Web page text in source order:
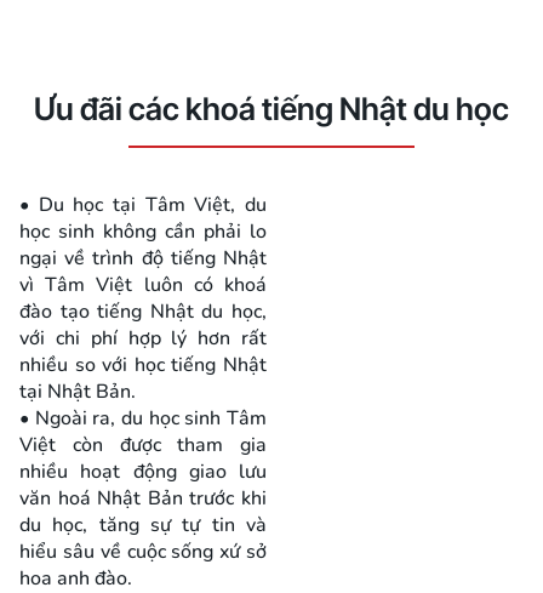
Ưu đãi các khoá tiếng Nhật du học
• Du học tại Tâm Việt, du
học sinh không cần phải lo
ngại về trình độ tiếng Nhật
vì Tâm Việt luôn có khoá
đào tạo tiếng Nhật du học,
với chi phí hợp lý hơn rất
nhiều so với học tiếng Nhật
tại Nhật Bản.
• Ngoài ra, du học sinh Tâm
Việt còn được tham gia
nhiều hoạt động giao lưu
văn hoá Nhật Bản trước khi
du học, tăng sự tự tin và
hiểu sâu về cuộc sống xứ sở
hoa anh đào.